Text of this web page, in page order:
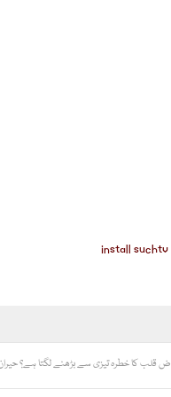
قلب کا خطرہ تیزی سے بڑھنے لگتا ہے؟